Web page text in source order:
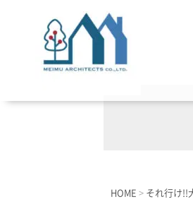
HOME > それ行け!!